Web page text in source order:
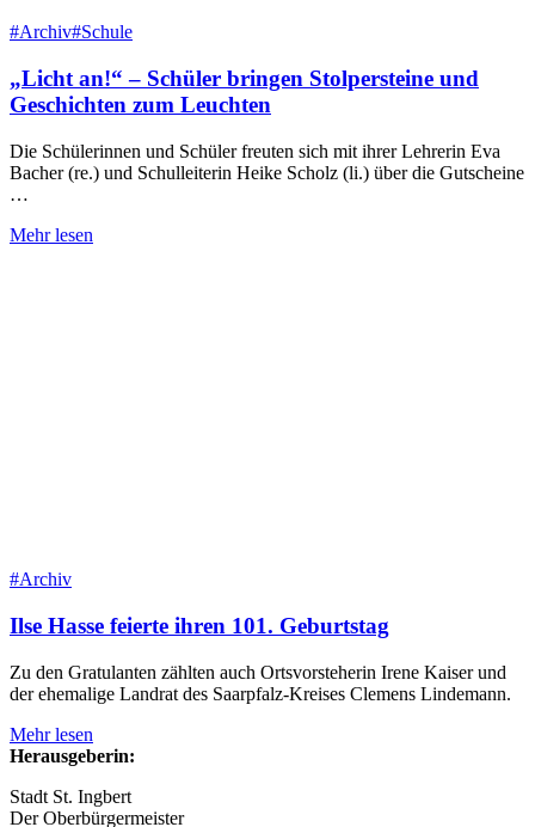
#Archiv#Schule
„Licht an!“ – Schüler bringen Stolpersteine und
Geschichten zum Leuchten
Die Schülerinnen und Schüler freuten sich mit ihrer Lehrerin Eva
Bacher (re.) und Schulleiterin Heike Scholz (li.) über die Gutscheine
…
Mehr lesen
#Archiv
Ilse Hasse feierte ihren 101. Geburtstag
Zu den Gratulanten zählten auch Ortsvorsteherin Irene Kaiser und
der ehemalige Landrat des Saarpfalz-Kreises Clemens Lindemann.
Mehr lesen
Herausgeberin:
Stadt St. Ingbert
Der Oberbürger­meister